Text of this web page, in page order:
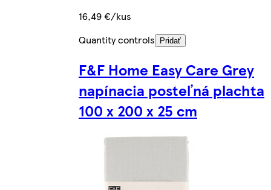
16,49 €/kus
Quantity controls
Pridať
F&F Home Easy Care Grey
napínacia posteľná plachta
100 x 200 x 25 cm